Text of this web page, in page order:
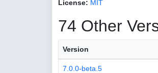
License: MIT
74 Other
Version
7.0.0-beta.5